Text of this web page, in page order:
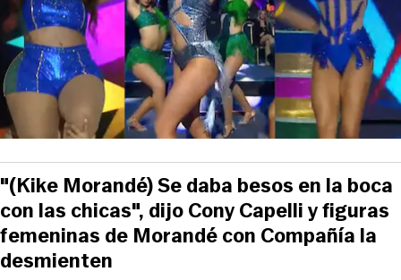
"(Kike Morandé) Se daba besos en la boca
con las chicas", dijo Cony Capelli y figuras
femeninas de Morandé con Compañía la
desmienten